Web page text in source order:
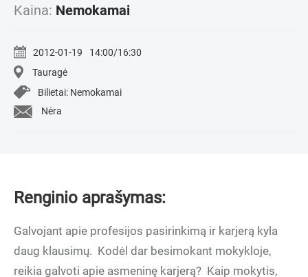
Kaina: Nemokamai
2012-01-19
14:00/16:30
Tauragė
Bilietai: Nemokamai
Nėra
Renginio aprašymas:
Galvojant apie profesijos pasirinkimą ir karjerą kyla
daug klausimų. Kodėl dar besimokant mokykloje,
reikia galvoti apie asmeninę karjerą? Kaip mokytis,